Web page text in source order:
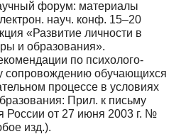
форум: материалы
науч. конф. 15–20
«Развитие личности в
и образования».
по психолого-
сопровождению обучающихся
процессе в условиях
Прил. к письму
России от 27 июня 2003 г. №
изд.).